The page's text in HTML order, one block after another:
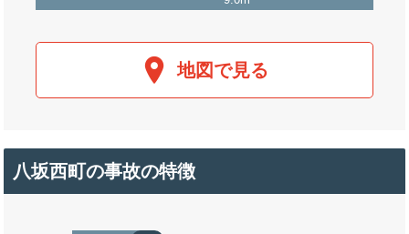
地図で見る
八坂西町の事故の特徴